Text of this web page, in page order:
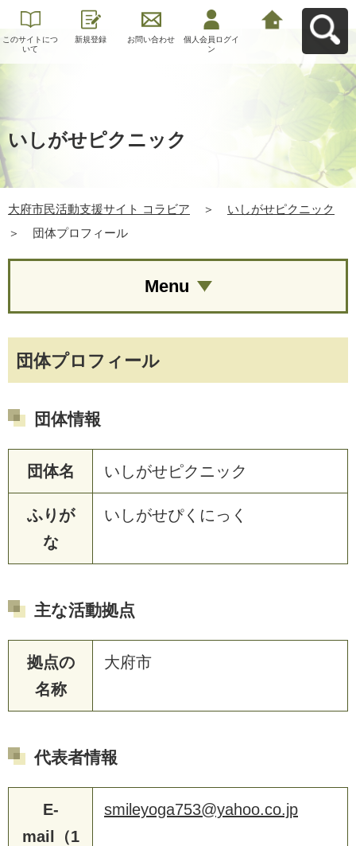
このサイトにつ
いて
新規登録 お問い合わせ
個人会員ログイ
ン
いしがせピクニック
大府市民活動支援サイト コラビア ＞
いしがせピクニック
＞
団体プロフィール
団体プロフィール
団体情報
団体名 いしがせピクニック
ふりが
な
いしがせぴくにっく
主な活動拠点
拠点の
名称
大府市
代表者情報
E-
mail（1
smileyoga753@yahoo.co.jp
Menu